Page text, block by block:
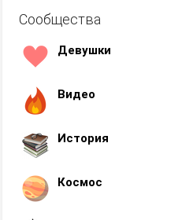
Сообщества
Девушки
Видео
История
Космос